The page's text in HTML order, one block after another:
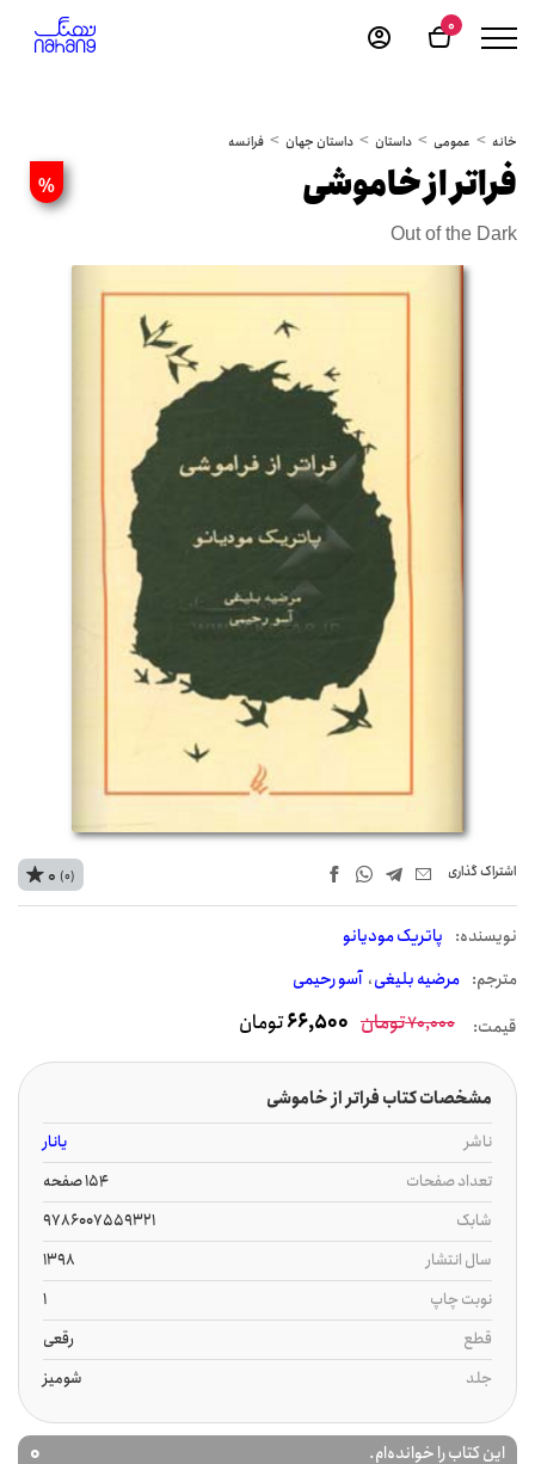
0
خانه عمومی داستان داستان جهان فرانسه
% فراتر از خاموشی
Out of the Dark
اشتراک‌ گذاری
نويسنده: پاتریک مودیانو
مترجم: مرضیه بلیغی آسو رحیمی
0 (0)
قیمت: 70,000تومان 66,500تومان
مشخصات کتاب فراتر از خاموشی
ناشر
یانار
تعداد صفحات
154 صفحه
شابک
9786007559321
سال انتشار
1398
نوبت چاپ
1
قطع
رقعی
جلد
شومیز
این کتاب را خوانده‌ام. 0